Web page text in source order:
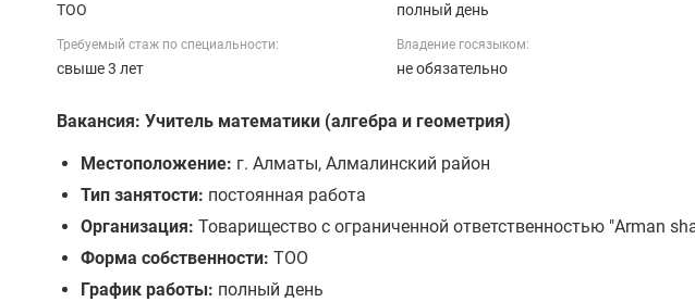
ТОО полный день
Требуемый стаж по специальности:
свыше 3 лет
Владение госязыком:
не обязательно
Вакансия: Учитель математики (алгебра и геометрия)
Местоположение: г. Алматы, Алмалинский район
Тип занятости: постоянная работа
Организация: Товарищество с ограниченной ответственностью "Arman
Форма собственности: ТОО
График работы: полный день